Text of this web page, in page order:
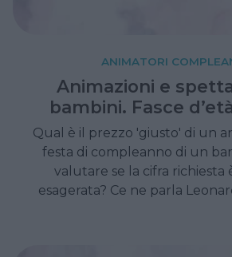
ANIMATORI
Animazioni e
bambini. Fasce
Qual è il prezzo 'giusto' di un
festa di compleanno di un
valutare se la cifra richiesta
esagerata? Ce ne parla